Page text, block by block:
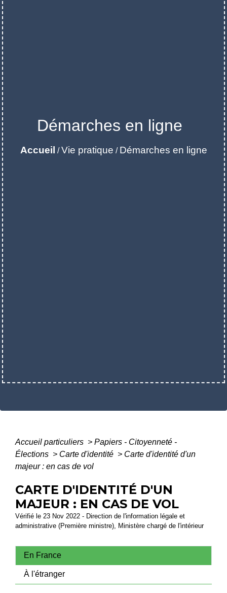
Démarches en ligne
Accueil /Vie pratique / Démarches en ligne
Accueil particuliers > Papiers - Citoyenneté -
Élections > Carte d'identité > Carte d'identité d'un
majeur : en cas de vol
CARTE D'IDENTITÉ D'UN
MAJEUR : EN CAS DE VOL
Vérifié le 23 Nov 2022 - Direction de l'information légale et
administrative (Première ministre), Ministère chargé de l'intérieur
En France
À l'étranger